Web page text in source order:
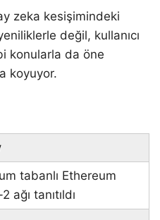
zeka kesişimindeki
değil, kullanıcı
konularla da öne
koyuyor.
tabanlı Ethereum
ağı tanıtıldı